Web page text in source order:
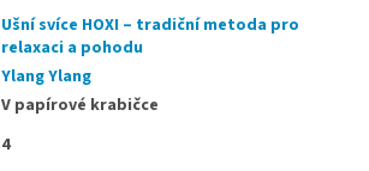
Ušní svíce HOXI – tradiční metoda pro
relaxaci a pohodu
Ylang Ylang
V papírové krabičce
4